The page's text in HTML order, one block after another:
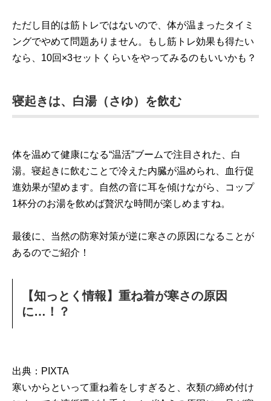
ただし目的は筋トレではないので、体が温まったタイミ
ングでやめて問題ありません。もし筋トレ効果も得たい
なら、10回×3セットくらいをやってみるのもいいかも？
寝起きは、白湯（さゆ）を飲む
体を温めて健康になる“温活”ブームで注目された、白
湯。寝起きに飲むことで冷えた内臓が温められ、血行促
進効果が望めます。自然の音に耳を傾けながら、コップ
1杯分のお湯を飲めば贅沢な時間が楽しめますね。
最後に、当然の防寒対策が逆に寒さの原因になることが
あるのでご紹介！
【知っとく情報】重ね着が寒さの原因
に…！？
出典：PIXTA
寒いからといって重ね着をしすぎると、衣類の締め付け